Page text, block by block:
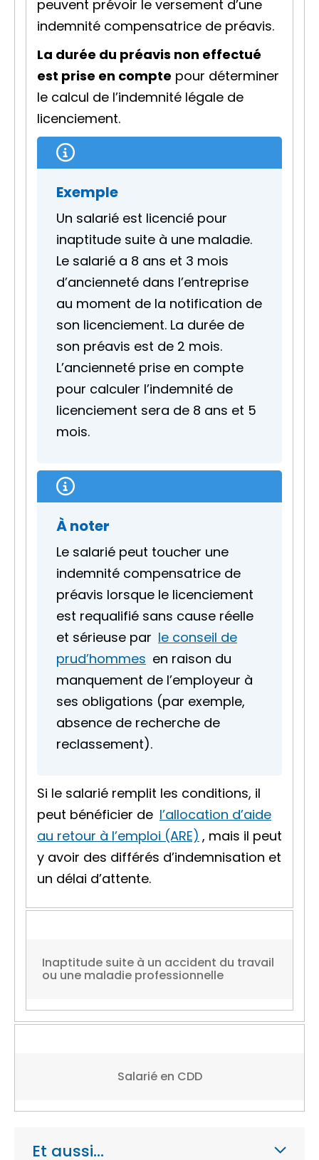
peuvent prévoir le versement d’une
indemnité compensatrice de préavis.
La durée du préavis non effectué
est prise en compte pour déterminer
le calcul de l’indemnité légale de
licenciement.
Exemple
Un salarié est licencié pour
inaptitude suite à une maladie.
Le salarié a 8 ans et 3 mois
d’ancienneté dans l’entreprise
au moment de la notification de
son licenciement. La durée de
son préavis est de 2 mois.
L’ancienneté prise en compte
pour calculer l’indemnité de
licenciement sera de 8 ans et 5
mois.
À noter
Le salarié peut toucher une
indemnité compensatrice de
préavis lorsque le licenciement
est requalifié sans cause réelle
et sérieuse par le conseil de
prud’hommes en raison du
manquement de l’employeur à
ses obligations (par exemple,
absence de recherche de
reclassement).
Si le salarié remplit les conditions, il
peut bénéficier de l’allocation d’aide
au retour à l’emploi (ARE) , mais il peut
y avoir des différés d’indemnisation et
un délai d’attente.
Inaptitude suite à un accident du travail
ou une maladie professionnelle
Salarié en CDD
Et aussi…